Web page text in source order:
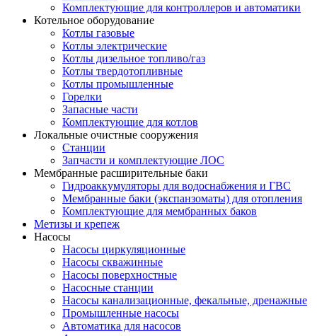
Комплектующие для контроллеров и автоматики
Котельное оборудование
Котлы газовые
Котлы электрические
Котлы дизельное топливо/газ
Котлы твердотопливные
Котлы промышленные
Горелки
Запасные части
Комплектующие для котлов
Локальные очистные сооружения
Станции
Запчасти и комплектующие ЛОС
Мембранные расширительные баки
Гидроаккумуляторы для водоснабжения и ГВС
Мембранные баки (экспанзоматы) для отопления
Комплектующие для мембранных баков
Метизы и крепеж
Насосы
Насосы циркуляционные
Насосы скважинные
Насосы поверхностные
Насосные станции
Насосы канализационные, фекальные, дренажные
Промышленные насосы
Автоматика для насосов